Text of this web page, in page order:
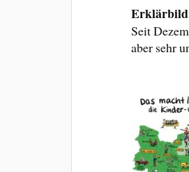
Erklärbild
Seit
aber sehr